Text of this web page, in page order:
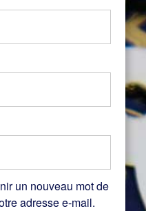
un nouveau mot de
adresse e-mail.